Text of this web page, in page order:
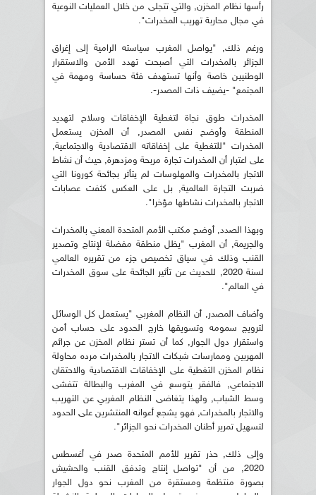
رأسها نظام المخزن, والتي تتجلى من خلال العمليات النوعية
في مجال محاربة تهريب المخدرات".
ورغم ذلك, "يواصل المغرب سياسته الرامية إلى إغراق
الجزائر بالمخدرات التي أصبحت تهدد الأمن والاستقرار
الوطنيين خاصة وأنها تستهدف فئة حساسة ومهمة في
المجتمع" -يضيف ذات المصدر-.
المخدرات طوق نجاة لتغطية الإخفاقات وسلاح لتهديد
المنطقة وأوضح نفس المصدر, أن المخزن يستعمل
المخدرات "للتغطية على إخفاقاته الاقتصادية والاجتماعية,
على اعتبار أن المخدرات تجارة مربحة ومزدهرة, حيث أن نشاط
الاتجار بالمخدرات والمهلوسات لم يتأثر بجائحة كورونا التي
ضربت التجارة العالمية, بل على العكس كثفت عصابات
الاتجار بالمخدرات نشاطها مؤخرا".
وبهذا الصدد, أوضح مكتب الأمم المتحدة المعني بالمخدرات
والجريمة, أن المغرب "يظل منطقة مفضلة لإنتاج وتصدير
القنب وذلك في سياق تخصيص جزء من تقريره العالمي
لسنة 2020, للحديث عن تأثير الجائحة على سوق المخدرات
في العالم".
وأضاف المصدر, أن النظام المغربي "يستعمل كل الوسائل
لترويج سمومه وتسويقها خارج الحدود على حساب أمن
واستقرار دول الجوار, كما أن تستر نظام المخزن عن جرائم
المهربين وممارسات شبكات الاتجار بالمخدرات مرده محاولة
نظام المخزن التغطية على الإخفاقات الاقتصادية والاحتقان
الاجتماعي, فالفقر يتوسع في المغرب والبطالة تتفشى
وسط الشباب, ولهذا يتغاضى النظام المغربي عن التهريب
والاتجار بالمخدرات, فهو يشجع أعوانه المنتشرين على الحدود
لتسهيل تمرير أطنان المخدرات نحو الجزائر".
وإلى ذلك, حذر تقرير للأمم المتحدة صدر في أغسطس
2020, من أن "تواصل إنتاج وتدفق القنب والحشيش
بصورة منتظمة ومستقرة من المغرب نحو دول الجوار